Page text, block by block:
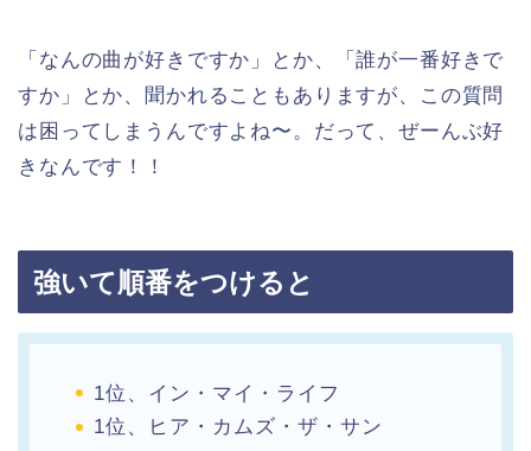
「なんの曲が好きですか」とか、「誰が一番好きで
すか」とか、聞かれることもありますが、この質問
は困ってしまうんですよね〜。だって、ぜーんぶ好
きなんです！！
強いて順番をつけると
1位、イン・マイ・ライフ
1位、ヒア・カムズ・ザ・サン